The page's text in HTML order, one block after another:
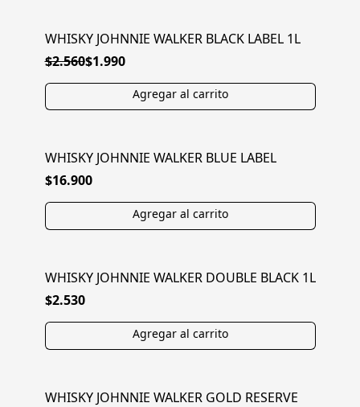
EN OFERTA
WHISKY JOHNNIE WALKER BLACK LABEL 1L
$2.560$1.990
WHISKY JOHNNIE WALKER BLUE LABEL
$16.900
WHISKY JOHNNIE WALKER DOUBLE BLACK 1L
$2.530
WHISKY JOHNNIE WALKER GOLD RESERVE